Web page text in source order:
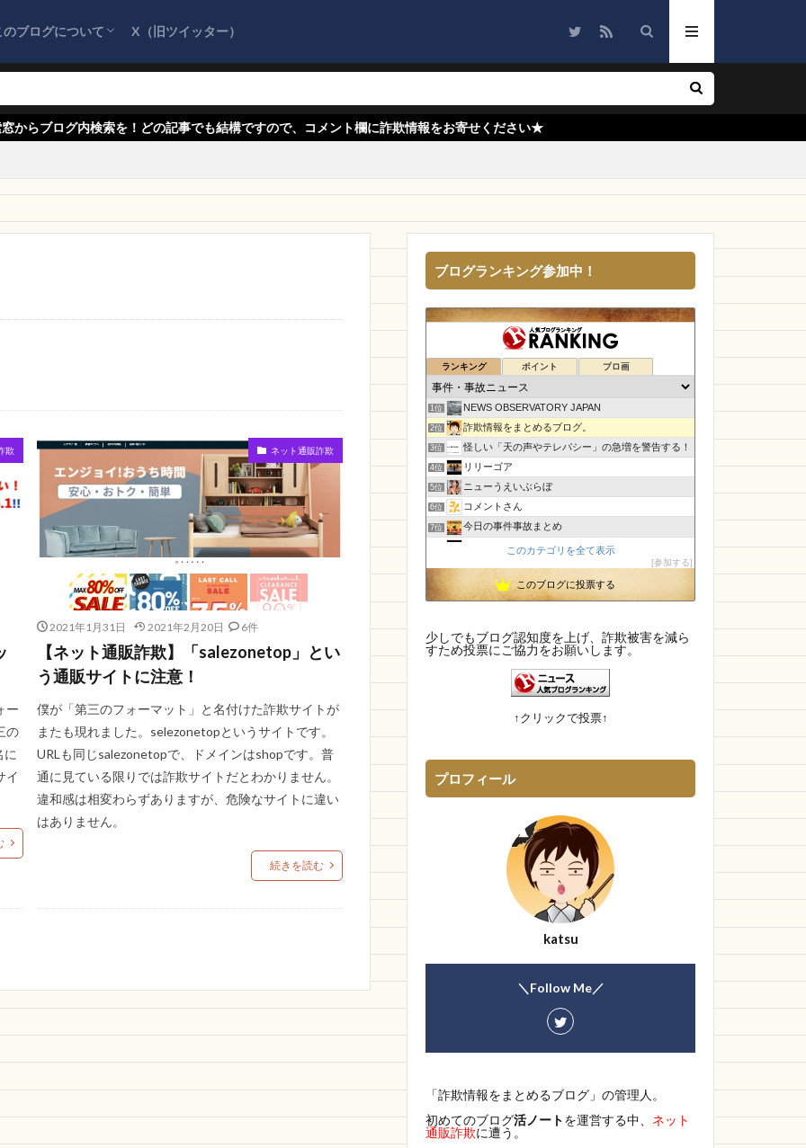
のブログについて
サイトマップ
プライバシーポリシー
お問い合わせ
『詐欺情報をまとめるブログ』を応援してく
ださい！
X（旧ツイッター）
UnaI
tgcm INTACT アクロ
チョップ
SAXLOVEROV TRUEKIDPRESENT ダンシャディアン
fab-fabric
Yjashm 人気の雑貨店 ACT Bigger graduate 通販
ALLIASHOP
ー
NOVA産業 February ソフトウェア 大特価市 即日発送
ワークス
矢野オンライン
株式会社グローバルアイズ スーパーセール kind
NEWWALT
請求 新しいファッション BLBTVBKITMALL ClearSky Store
SANTE LABO
口座売買
ザ・ジューシー
業界最安値に挑戦
Elgato
広告
好ましい
クッション
エミュオーストラリア
a mano
ビー 情報サイト ilemon Moewe フランドル
Lucy Shop
サンコー デンデン arisana リフォーム 携帯電話
SUNVALLEY
い会社
検索
！どの記事でも結構ですので、コメント欄に詐欺情報をお寄せください★
欺
ー
の
に
イ
ネット通販詐欺
2021年1月31日 2021年2月20日 6件
【ネット通販詐欺】「salezonetop」とい
う通販サイトに注意！
僕が「第三のフォーマット」と名付けた詐欺サイトが
またも現れました。selezonetopというサイトです。
URLも同じsalezonetopで、ドメインはshopです。普
通に見ている限りでは詐欺サイトだとわかりません。
違和感は相変わらずありますが、危険なサイトに違い
はありません。
続きを読む
ブログランキング参加中！
ランキング ポイント ブロ画
1位 NEWS OBSERVATORY JAPAN
2位 詐欺情報をまとめるブログ。
3位 怪しい「天の声やテレパシー」の急増を警告する！
4位 リリーゴア
5位 ニューうえいぶらぼ
6位 コメントさん
7位 今日の事件事故まとめ
CamTalk〜生活情報サイト
9位 【国内・海外】ニュースまとめ【芸能・科学・エトセトラ】
10位 執務室
13位 エンジニアの憂鬱
マダムとセニョリータのニュースな杜
このカテゴリを全て表示
参加する
このブログに投票する
少しでもブログ認知度を上げ、詐欺被害を減ら
すため投票にご協力をお願いします。
↑クリックで投票↑
プロフィール
katsu
＼Follow Me／
「詐欺情報をまとめるブログ」の管理人。
初めてのブログ活ノートを運営する中、 ネット
通販詐欺に遭う。